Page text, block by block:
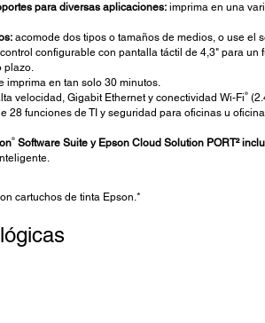
para diversas aplicaciones:imprima en una
acomode dos tipos o tamaños de medios, o use el
configurable con pantalla táctil de 4,3" para
plazo.
imprima en tan solo 30 minutos.
velocidad, Gigabit Ethernet y conectividad Wi-Fi ®
28 funciones de TI y seguridad para oficinas u
®Software Suite y Epson Cloud Solution PORT²
cartuchos de tinta Epson.*